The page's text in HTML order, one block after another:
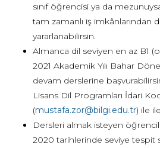
sınıf öğrencisi ya da
tam zamanlı iş imkânlarından
yararlanabilirsin.
Almanca dil seviyen en az B1
2021 Akademik Yılı Bahar
devam derslerine
Lisans Dil Programları İdari
(mustafa.zor@bilgi.edu.tr) ile
Dersleri almak isteyen
2020 tarihlerinde seviye tespit